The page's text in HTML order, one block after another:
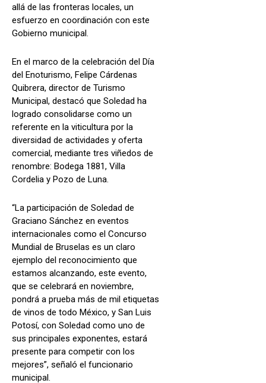
allá de las fronteras locales, un
esfuerzo en coordinación con este
Gobierno municipal.
En el marco de la celebración del Día
del Enoturismo, Felipe Cárdenas
Quibrera, director de Turismo
Municipal, destacó que Soledad ha
logrado consolidarse como un
referente en la viticultura por la
diversidad de actividades y oferta
comercial, mediante tres viñedos de
renombre: Bodega 1881, Villa
Cordelia y Pozo de Luna.
“La participación de Soledad de
Graciano Sánchez en eventos
internacionales como el Concurso
Mundial de Bruselas es un claro
ejemplo del reconocimiento que
estamos alcanzando, este evento,
que se celebrará en noviembre,
pondrá a prueba más de mil etiquetas
de vinos de todo México, y San Luis
Potosí, con Soledad como uno de
sus principales exponentes, estará
presente para competir con los
mejores”, señaló el funcionario
municipal.